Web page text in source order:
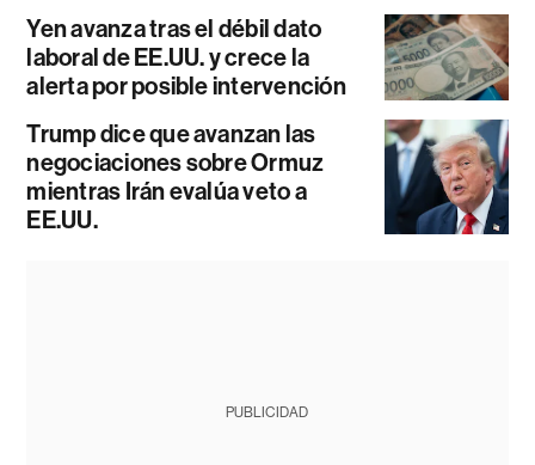
Yen avanza tras el débil dato
laboral de EE.UU. y crece la
alerta por posible intervención
Trump dice que avanzan las
negociaciones sobre Ormuz
mientras Irán evalúa veto a
EE.UU.
PUBLICIDAD